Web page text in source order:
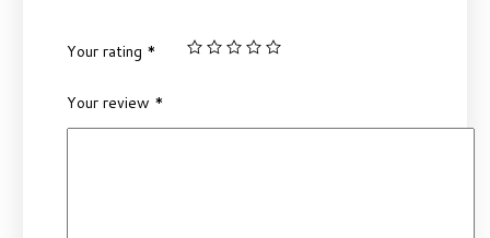
Your rating *
Your review *